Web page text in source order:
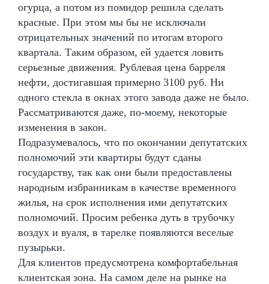
огурца, а потом из помидор решила сделать
красные. При этом мы бы не исключали
отрицательных значений по итогам второго
квартала. Таким образом, ей удается ловить
серьезные движения. Рублевая цена барреля
нефти, достигавшая примерно 3100 руб. Ни
одного стекла в окнах этого завода даже не было.
Рассматриваются даже, по-моему, некоторые
изменения в закон.
Подразумевалось, что по окончании депутатских
полномочий эти квартиры будут сданы
государству, так как они были предоставлены
народным избранникам в качестве временного
жилья, на срок исполнения ими депутатских
полномочий. Просим ребенка дуть в трубочку
воздух и вуаля, в тарелке появляются веселые
пузырьки.
Для клиентов предусмотрена комфортабельная
клиентская зона. На самом деле на рынке на